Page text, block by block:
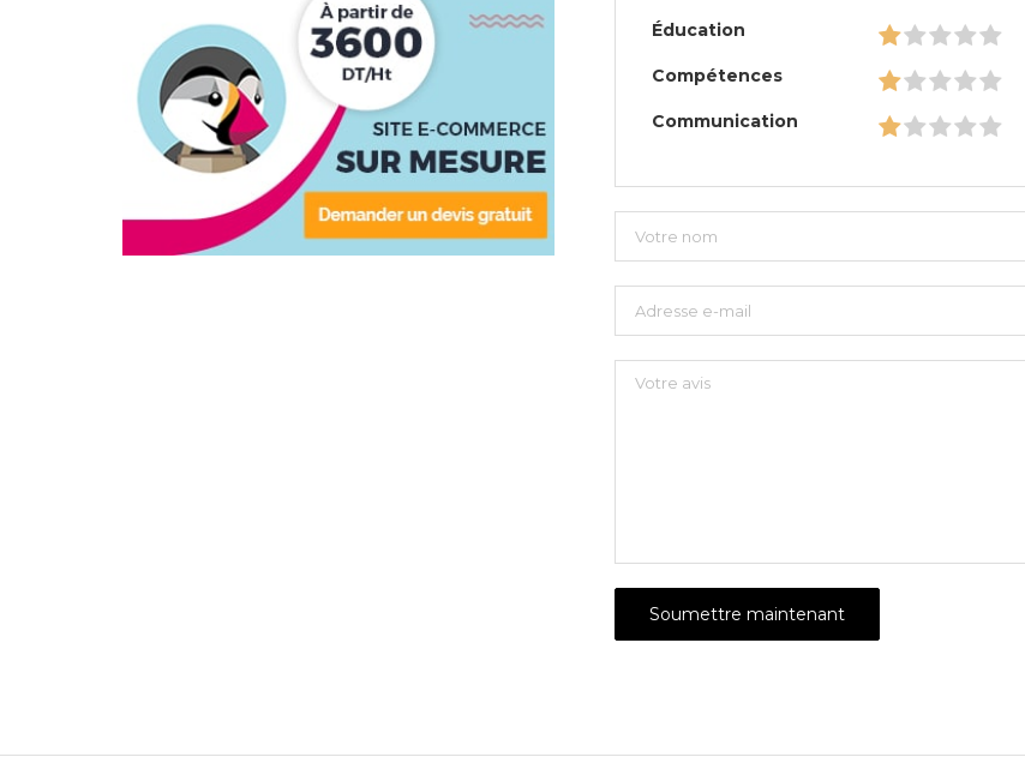
Éducation
Compétences
Communication